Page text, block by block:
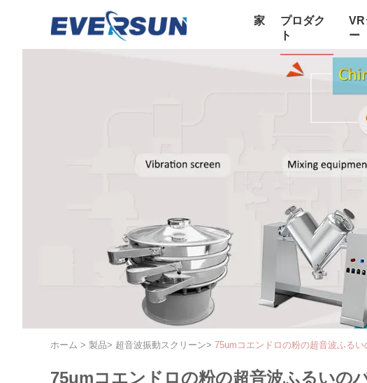
家
プロダク
ト
VR
ー
ホーム > 製品> 超音波振動スクリーン> 75umコエンドロの粉の超音波ふる
75umコエンドロの粉の超音波ふるいの